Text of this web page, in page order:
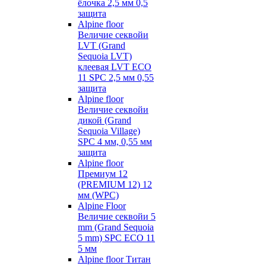
ёлочка 2,5 мм 0,5
защита
Alpine floor
Величие секвойи
LVT (Grand
Sequoia LVT)
клеевая LVT ECO
11 SPC 2,5 мм 0,55
защита
Alpine floor
Величие секвойи
дикой (Grand
Sequoia Village)
SPC 4 мм, 0,55 мм
защита
Alpine floor
Премиум 12
(PREMIUM 12) 12
мм (WPC)
Alpine Floor
Величие секвойи 5
mm (Grand Sequoia
5 mm) SPC ECO 11
5 мм
Alpine floor Титан